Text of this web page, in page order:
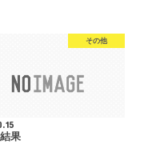
その他
果